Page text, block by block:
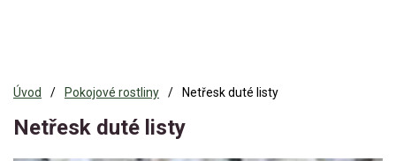
Úvod Pokojové rostliny Netřesk duté listy
Netřesk duté listy